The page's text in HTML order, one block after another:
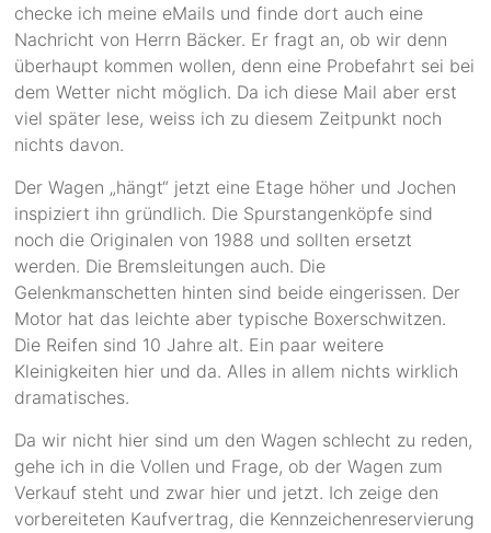
checke ich meine eMails und finde dort auch eine
Nachricht von Herrn Bäcker. Er fragt an, ob wir denn
überhaupt kommen wollen, denn eine Probefahrt sei bei
dem Wetter nicht möglich. Da ich diese Mail aber erst
viel später lese, weiss ich zu diesem Zeitpunkt noch
nichts davon.
Der Wagen „hängt“ jetzt eine Etage höher und Jochen
inspiziert ihn gründlich. Die Spurstangenköpfe sind
noch die Originalen von 1988 und sollten ersetzt
werden. Die Bremsleitungen auch. Die
Gelenkmanschetten hinten sind beide eingerissen. Der
Motor hat das leichte aber typische Boxerschwitzen.
Die Reifen sind 10 Jahre alt. Ein paar weitere
Kleinigkeiten hier und da. Alles in allem nichts wirklich
dramatisches.
Da wir nicht hier sind um den Wagen schlecht zu reden,
gehe ich in die Vollen und Frage, ob der Wagen zum
Verkauf steht und zwar hier und jetzt. Ich zeige den
vorbereiteten Kaufvertrag, die Kennzeichenreservierung